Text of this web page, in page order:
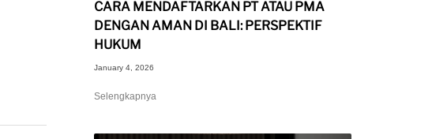
CARA MENDAFTARKAN PT ATAU PMA
DENGAN AMAN DI BALI: PERSPEKTIF
HUKUM
January 4, 2026
Selengkapnya